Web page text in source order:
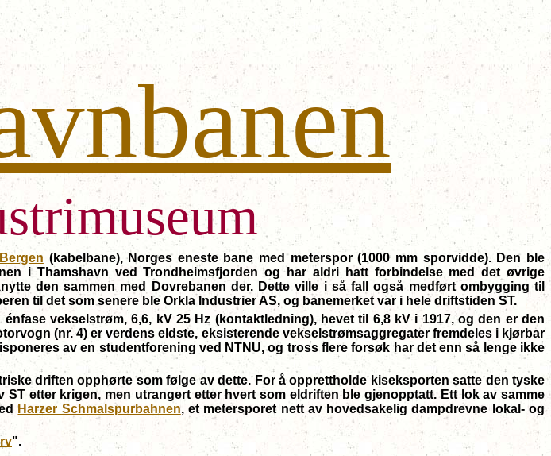
Bergen (kabelbane), Norges eneste bane med meterspor (1000 mm sporvidde). Den ble
i Thamshavn ved Trondheimsfjorden og har aldri hatt forbindelse med det øvrige
den sammen med Dovrebanen der. Dette ville i så fall også medført ombygging til
til det som senere ble Orkla Industrier AS, og banemerket var i hele driftstiden ST.
vekselstrøm, 6,6, kV 25 Hz (kontaktledning), hevet til 6,8 kV i 1917, og den er den
(nr. 4) er verdens eldste, eksisterende vekselstrømsaggregater fremdeles i kjørbar
av en studentforening ved NTNU, og tross flere forsøk har det enn så lenge ikke
driften opphørte som følge av dette. For å opprettholde kiseksporten satte den tyske
etter krigen, men utrangert etter hvert som eldriften ble gjenopptatt. Ett lok av samme
Harzer Schmalspurbahnen, et metersporet nett av hovedsakelig dampdrevne lokal- og
".